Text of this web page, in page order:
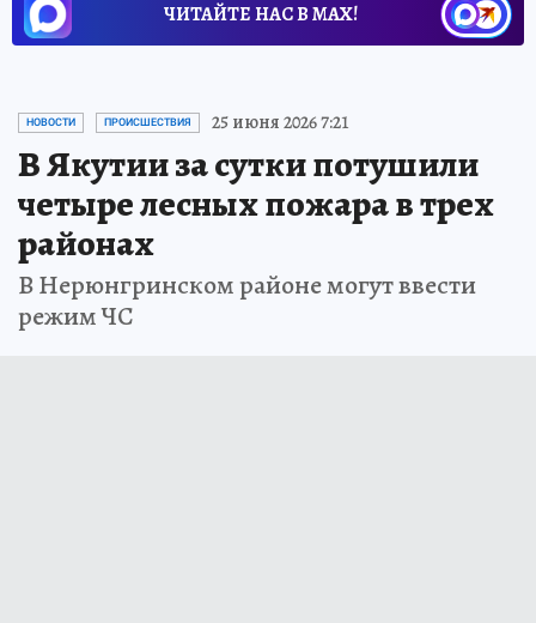
ЧИТАЙТЕ НАС В МАХ!
НОВОСТИ ПРОИСШЕСТВИЯ 25 июня 2026 7:21
В Якутии за сутки потушили
четыре лесных пожара в трех
районах
В Нерюнгринском районе могут ввести
режим ЧС